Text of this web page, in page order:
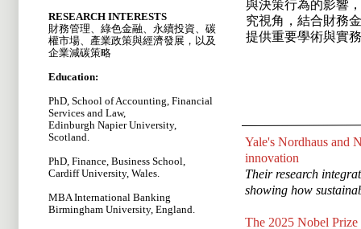
與決策行為的影響
究視角，結合財務
提供重要學術與實
RESEARCH INTERESTS
財務管理、綠色金融、永續投資、碳
權市場、產業政策與經濟發展，以及
企業減碳策略
Education:
PhD, School of Accounting, Financial
Services and Law,
Edinburgh Napier University,
Scotland.
PhD, Finance, Business School,
Cardiff University, Wales.
MBA International Banking
Birmingham University, England.
Yale's Nordhaus and
innovation
Their research
showing how
The 2025 Nobel